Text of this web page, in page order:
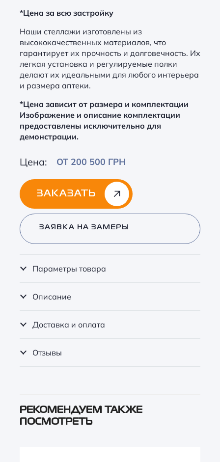
*Цена за всю застройку
Наши стеллажи изготовлены из
высококачественных материалов, что
гарантирует их прочность и долговечность. Их
легкая установка и регулируемые полки
делают их идеальными для любого интерьера
и размера аптеки.
*Цена зависит от размера и комплектации
Изображение и описание комплектации
предоставлены исключительно для
демонстрации.
Цена: ОТ 200 500 ГРН
ЗАКАЗАТЬ
Alternative:
ЗАЯВКА НА ЗАМЕРЫ
Параметры товара
Описание
Доставка и оплата
Отзывы
РЕКОМЕНДУЕМ ТАКЖЕ
ПОСМОТРЕТЬ